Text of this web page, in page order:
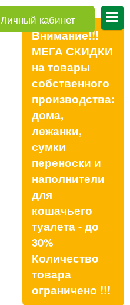
Личный кабинет
Внимание!!!
МЕГА СКИДКИ
на товары
собственного
производства:
дома,
лежанки,
сумки
переноски и
наполнители
для
кошачьего
туалета - до
30%
Количество
товара
ограничено !!!